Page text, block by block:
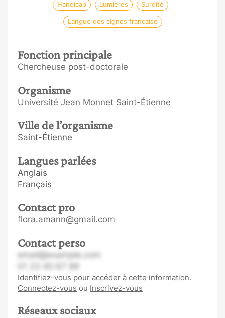
Handicap Lumières Surdité
Langue des signes française
Fonction principale
Chercheuse post-doctorale
Organisme
Université Jean Monnet Saint-Étienne
Ville de l’organisme
Saint-Étienne
Langues parlées
Anglais
Français
Contact pro
flora.amann@gmail.com
Contact perso
email@example.com
Identifiez-vous pour accéder à cette information.
Connectez-vous ou Inscrivez-vous
Réseaux sociaux